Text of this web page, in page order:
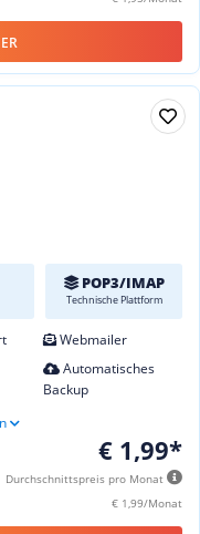
POP3/IMAP
Technische Plattform
Webmailer
Automatisches
Backup
€ 1,99*
Durchschnittspreis pro Monat
€ 1,99/Monat